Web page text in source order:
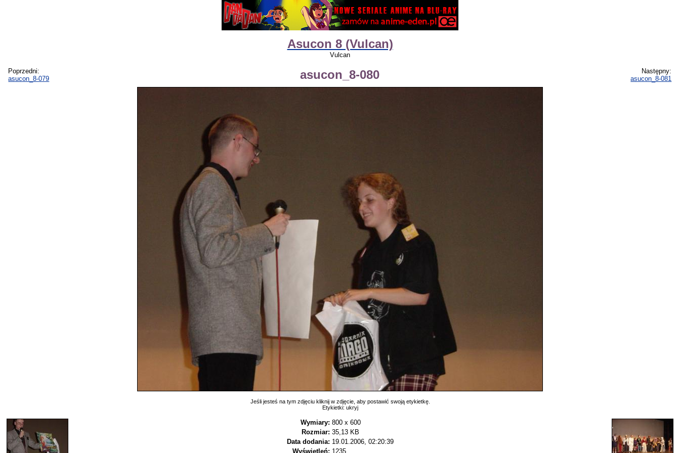
Asucon 8 (Vulcan)
Vulcan
Poprzedni:
asucon_8-079
asucon_8-080
Następny:
asucon_8-081
Jeśli jesteś na tym zdjęciu kliknij w zdjęcie, aby postawić swoją etykietkę.
Etykietki: ukryj
Wymiary: 800 x 600
Rozmiar: 35,13 KB
Data dodania: 19.01.2006, 02:20:39
Wyświetleń: 1235